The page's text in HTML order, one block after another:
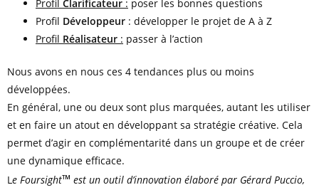
Profil Clarificateur : poser les bonnes questions
Profil Développeur : développer le projet de A à Z
Profil Réalisateur : passer à l’action
Nous avons en nous ces 4 tendances plus ou moins
développées.
En général, une ou deux sont plus marquées, autant les utiliser
et en faire un atout en développant sa stratégie créative. Cela
permet d’agir en complémentarité dans un groupe et de créer
une dynamique efficace.
L e Foursight™ est un outil d’innovation élaboré par Gérard Puccio,